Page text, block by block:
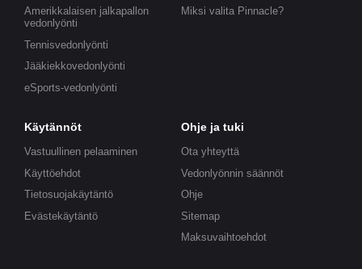
Amerikkalaisen jalkapallon
vedonlyönti
Tennisvedonlyönti
Jääkiekkovedonlyönti
eSports-vedonlyönti
Miksi valita Pinnacle?
Käytännöt
Vastuullinen pelaaminen
Käyttöehdot
Tietosuojakäytäntö
Evästekäytäntö
Ohje ja tuki
Ota yhteyttä
Vedonlyönnin säännöt
Ohje
Sitemap
Maksuvaihtoehdot